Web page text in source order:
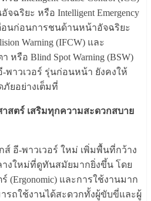
ฉริยะ หรือ Intelligent Emergency
อนก่อนการชนด้านหน้าอัจฉริยะ
Warning (IFCW) และ
หรือ Blind Spot Warning (BSW)
าวเวอร์ รุ่นก่อนหน้า ยังคงให้
ยอย่างเต็มที่
สตร์ เสริมทุกความสะดวกสบาย
อี-พาวเวอร์ ใหม่ เพิ่มพื้นที่กว้าง
งใหม่ที่ดูทันสมัยมากยิ่งขึ้น โดย
(Ergonomic) และการใช้งานมาก
รถใช้งานได้สะดวกทั้งผู้ขับขี่และผู้